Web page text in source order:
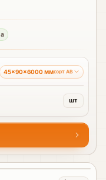
45×90×6000 ммсорт AB
шт